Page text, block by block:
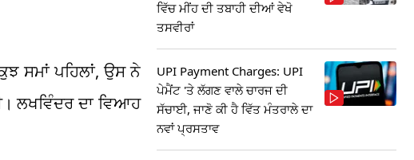
ਸਮਾਂ ਪਹਿਲਾਂ, ਉਸ ਨੇ
ਲਖਵਿੰਦਰ ਦਾ ਵਿਆਹ
ਵਿੱਚ ਮੀਂਹ ਦੀ ਤਬਾਹੀ ਦੀਆਂ ਵੇਖੋ
ਤਸਵੀਰਾਂ
UPI Payment Charges: UPI
ਪੇਮੈਂਟ 'ਤੇ ਲੱਗਣ ਵਾਲੇ ਚਾਰਜ ਦੀ
ਸੱਚਾਈ, ਜਾਣੋ ਕੀ ਹੈ ਵਿੱਤ ਮੰਤਰਾਲੇ ਦਾ
ਨਵਾਂ ਪ੍ਰਸਤਾਵ